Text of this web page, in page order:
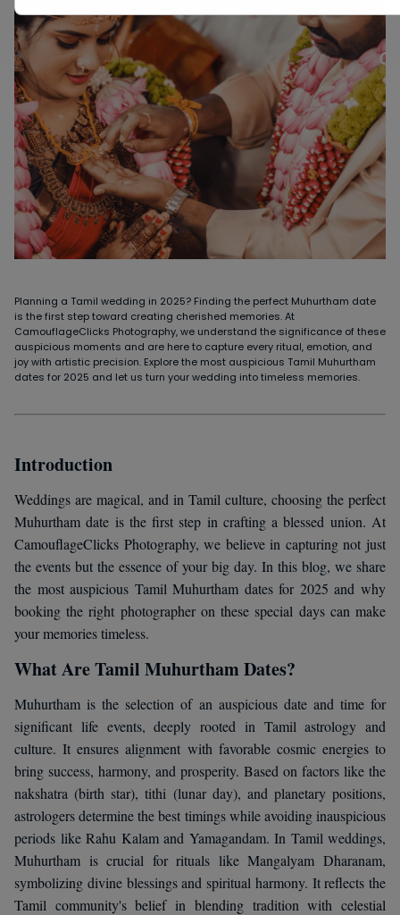
Planning a Tamil wedding in 2025? Finding the perfect Muhurtham date
is the first step toward creating cherished memories. At
CamouflageClicks Photography, we understand the significance of these
auspicious moments and are here to capture every ritual, emotion, and
joy with artistic precision. Explore the most auspicious Tamil Muhurtham
dates for 2025 and let us turn your wedding into timeless memories.
Introduction
Weddings are magical, and in Tamil culture, choosing the perfect
Muhurtham date is the first step in crafting a blessed union. At
CamouflageClicks Photography, we believe in capturing not just
the events but the essence of your big day. In this blog, we share
the most auspicious Tamil Muhurtham dates for 2025 and why
booking the right photographer on these special days can make
your memories timeless.
What Are Tamil Muhurtham Dates?
Muhurtham is the selection of an auspicious date and time for
significant life events, deeply rooted in Tamil astrology and
culture. It ensures alignment with favorable cosmic energies to
bring success, harmony, and prosperity. Based on factors like the
nakshatra (birth star), tithi (lunar day), and planetary positions,
astrologers determine the best timings while avoiding inauspicious
periods like Rahu Kalam and Yamagandam. In Tamil weddings,
Muhurtham is crucial for rituals like Mangalyam Dharanam,
symbolizing divine blessings and spiritual harmony. It reflects the
Tamil community's belief in blending tradition with celestial